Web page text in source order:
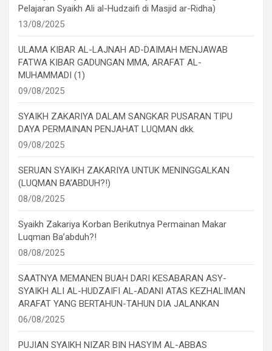
Pelajaran Syaikh Ali al-Hudzaifi di Masjid ar-Ridha)
13/08/2025
ULAMA KIBAR AL-LAJNAH AD-DAIMAH MENJAWAB
FATWA KIBAR GADUNGAN MMA, ARAFAT AL-
MUHAMMADI (1)
09/08/2025
SYAIKH ZAKARIYA DALAM SANGKAR PUSARAN TIPU
DAYA PERMAINAN PENJAHAT LUQMAN dkk.
09/08/2025
SERUAN SYAIKH ZAKARIYA UNTUK MENINGGALKAN
(LUQMAN BA’ABDUH?!)
08/08/2025
Syaikh Zakariya Korban Berikutnya Permainan Makar
Luqman Ba’abduh?!
08/08/2025
SAATNYA MEMANEN BUAH DARI KESABARAN ASY-
SYAIKH ALI AL-HUDZAIFI AL-ADANI ATAS KEZHALIMAN
ARAFAT YANG BERTAHUN-TAHUN DIA JALANKAN
06/08/2025
PUJIAN SYAIKH NIZAR BIN HASYIM AL-ABBAS